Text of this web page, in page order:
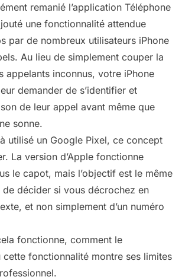
remanié l’application Téléphone
une fonctionnalité attendue
par de nombreux utilisateurs iPhone
Au lieu de simplement couper la
appelants inconnus, votre iPhone
demander de s’identifier et
de leur appel avant même que
sonne.
utilisé un Google Pixel, ce concept
La version d’Apple fonctionne
le capot, mais l’objectif est le même
décider si vous décrochez en
et non simplement d’un numéro
fonctionne, comment le
fonctionnalité montre ses limites